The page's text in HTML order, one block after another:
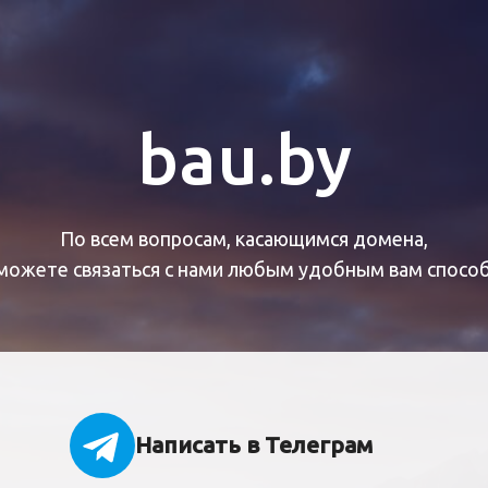
bau.by
По всем вопросам, касающимся домена,
связаться с нами любым удобным вам
Написать в Телеграм